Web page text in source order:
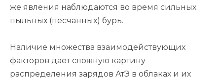
же явления наблюдаются во время сильных
пыльных (песчанных) бурь.
Наличие множества взаимодействующих
факторов дает сложную картину
распределения зарядов АтЭ в облаках и их